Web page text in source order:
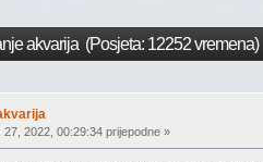
akvarija (Posjeta: 12252 vremena)
27, 2022, 00:29:34 prijepodne »